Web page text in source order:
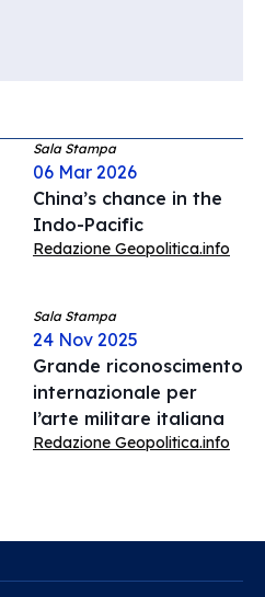
Sala Stampa
06 Mar 2026
China’s chance in the
Indo-Pacific
Redazione Geopolitica.info
Sala Stampa
24 Nov 2025
Grande riconoscimento
internazionale per
l’arte militare italiana
Redazione Geopolitica.info